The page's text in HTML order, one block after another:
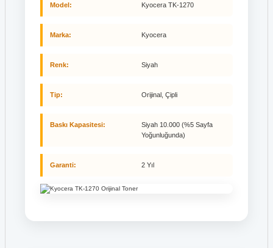
Model: Kyocera TK-1270
Marka: Kyocera
Renk: Siyah
Tip: Orijinal, Çipli
Baskı Kapasitesi:
Siyah 10.000 (%5 Sayfa
Yoğunluğunda)
Garanti: 2 Yıl